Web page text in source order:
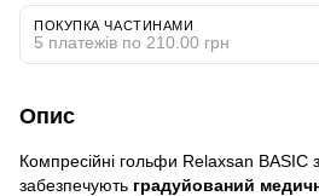
ПОКУПКА ЧАСТИНАМИ
5 платежів по 210.00 грн
Опис
Компресійні гольфи Relaxsan BASIC
забезпечують градуйований